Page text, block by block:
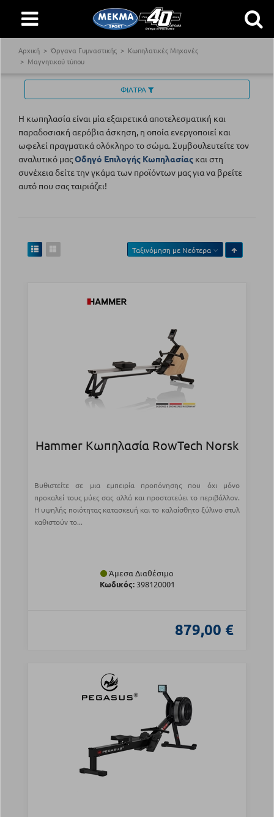
Αρχική Όργανα Γυμναστικής
Κωπηλατικές Μηχανές
Μαγνητικού τύπου
ΦΙΛΤΡΑ
Η κωπηλασία είναι μία εξαιρετικά αποτελεσματική και
παραδοσιακή αερόβια άσκηση, η οποία ενεργοποιεί και
ωφελεί πραγματικά ολόκληρο το σώμα. Συμβουλευτείτε τον
αναλυτικό μαςΟδηγό Επιλογής Κωπηλασίας και στη
συνέχεια δείτε την γκάμα των προϊόντων μας για να βρείτε
αυτό που σας ταιριάζει!
Ταξινόμηση με Νεότερα
Hammer Κωπηλασία RowTech Norsk
Βυθιστείτε σε μια εμπειρία προπόνησης που όχι μόνο
προκαλεί τους μύες σας αλλά και προστατεύει το περιβάλλον.
Η υψηλής ποιότητας κατασκευή και το καλαίσθητο ξύλινο στυλ
καθιστούν το...
Άμεσα Διαθέσιμο
Κωδικός:398120001
879,00 €